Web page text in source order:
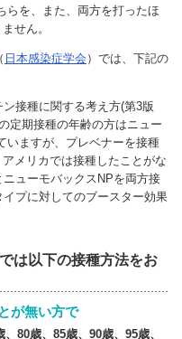
らを、また、両方を打ったほ
せん。
日本感染症学会 ）では、下記の
接種に関する考え方(第3版
定期接種の年齢の方はニュー
いますが、プレベナーを接種
メリカでは接種したことがな
ューモバックスNPを両方接
プに対してのブースター効果
は以下の接種方法をお
が無い方で
80歳、85歳、90歳、95歳、